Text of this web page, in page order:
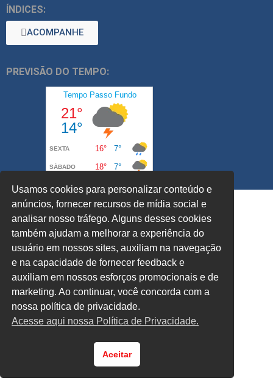
ÍNDICES:
ACOMPANHE
PREVISÃO DO TEMPO:
Usamos cookies para personalizar conteúdo e
anúncios, fornecer recursos de mídia social e
analisar nosso tráfego. Alguns desses cookies
também ajudam a melhorar a experiência do
usuário em nossos sites, auxiliam na navegação
e na capacidade de fornecer feedback e
auxiliam em nossos esforços promocionais e de
marketing. Ao continuar, você concorda com a
nossa política de privacidade.
Acesse aqui nossa Política de Privacidade.
Aceitar